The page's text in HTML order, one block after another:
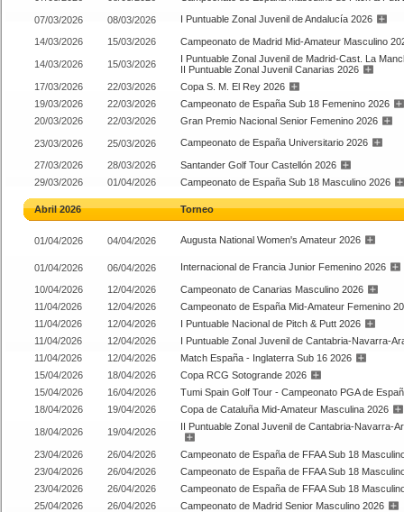
07/03/2026 08/03/2026 I Puntuable Zonal Juvenil de Andalucía 2026
14/03/2026 15/03/2026 Campeonato de Madrid Mid-Amateur Masculino
14/03/2026 15/03/2026
I Puntuable Zonal Juvenil de Madrid-Cast. La
II Puntuable Zonal Juvenil Canarias 2026
17/03/2026
22/03/2026
Copa S. M. El Rey 2026
19/03/2026
22/03/2026
Campeonato de España Sub 18 Femenino 2026
20/03/2026
22/03/2026 Gran Premio Nacional Senior Femenino 2026
23/03/2026 25/03/2026 Campeonato de España Universitario 2026
27/03/2026 28/03/2026
Santander Golf Tour Castellón 2026
29/03/2026
01/04/2026 Campeonato de España Sub 18 Masculino 2026
Abril 2026 Torneo
01/04/2026 04/04/2026 Augusta National Women's Amateur 2026
01/04/2026 06/04/2026 Internacional de Francia Junior Femenino 2026
10/04/2026 12/04/2026
Campeonato de Canarias Masculino 2026
11/04/2026
12/04/2026
Campeonato de España Mid-Amateur Femenino
11/04/2026
12/04/2026
I Puntuable Nacional de Pitch & Putt 2026
11/04/2026
12/04/2026
I Puntuable Zonal Juvenil de Cantabria-Navarra-
11/04/2026
12/04/2026
Match España - Inglaterra Sub 16 2026
15/04/2026
18/04/2026
Copa RCG Sotogrande 2026
15/04/2026
16/04/2026
Tumi Spain Golf Tour - Campeonato PGA de
18/04/2026
19/04/2026 Copa de Cataluña Mid-Amateur Masculina 2026
18/04/2026 19/04/2026 II Puntuable Zonal Juvenil de Cantabria-Navarra-
23/04/2026 26/04/2026
Campeonato de España de FFAA Sub 18
23/04/2026
26/04/2026
Campeonato de España de FFAA Sub 18
23/04/2026
26/04/2026
Campeonato de España de FFAA Sub 18
25/04/2026
26/04/2026
Campeonato de Madrid Senior Masculino 2026